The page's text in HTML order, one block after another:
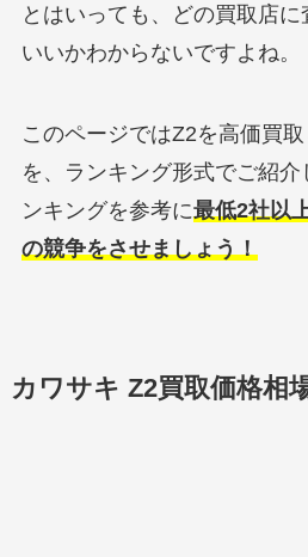
とはいっても、どの買取店
いいかわからないですよね。
このページではZ2を高価買
を、ランキング形式でご紹
ンキングを参考に最低2社以
の競争をさせましょう！
カワサキ Z2買取価格相